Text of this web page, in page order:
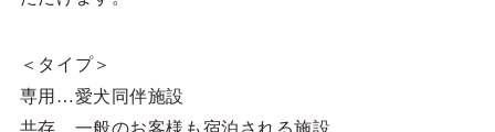
＜タイプ＞
専用…愛犬同伴施設
共存…一般のお客様も宿泊される施設